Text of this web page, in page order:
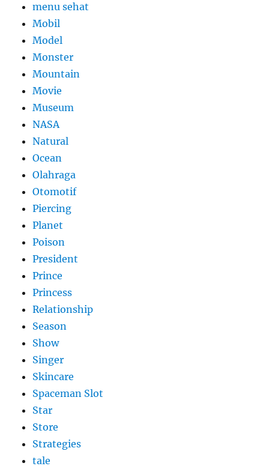
menu sehat
Mobil
Model
Monster
Mountain
Movie
Museum
NASA
Natural
Ocean
Olahraga
Otomotif
Piercing
Planet
Poison
President
Prince
Princess
Relationship
Season
Show
Singer
Skincare
Spaceman Slot
Star
Store
Strategies
tale